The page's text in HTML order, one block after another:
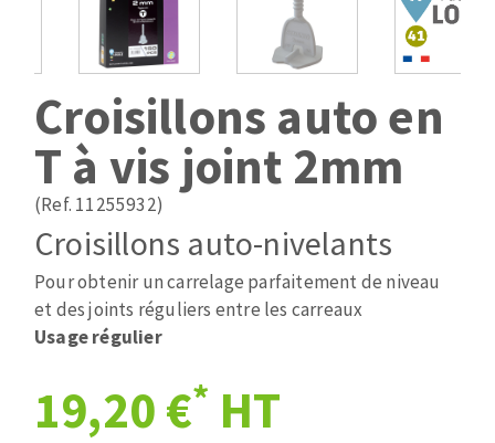
Pose des joints
Nettoyage
Mèches
Fraises carbure
Fers et plaquettes
Lames de scie à ruban
ABRASIFS APPLIQUÉS
Disques auto-agrippant
Patins
Bandes abrasives
Disques fibre et papier
Cales à poncer et patins
Eponges abrasive
Plateaux supports
DISQUES ABRASIFS
Disques abrasifs agglomérés
Meules d'ébarbage
TRAITEMENT DE SURFACE
Croisillons auto en
T à vis joint 2mm
(Ref. 11255932)
Croisillons auto-nivelants
Pour obtenir un carrelage parfaitement de niveau
et des joints réguliers entre les carreaux
Usage régulier
19,20 €* HT